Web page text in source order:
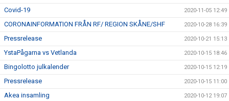
Covid-19 2020-11-05 12:49
CORONAINFORMATION FRÅN RF/ REGION SKÅNE/SHF 2020-10-28 16:39
Pressrelease 2020-10-21 15:13
YstaPågarna vs Vetlanda 2020-10-15 18:46
Bingolotto julkalender 2020-10-15 12:19
Pressrelease 2020-10-15 11:00
Akea insamling 2020-10-12 19:07